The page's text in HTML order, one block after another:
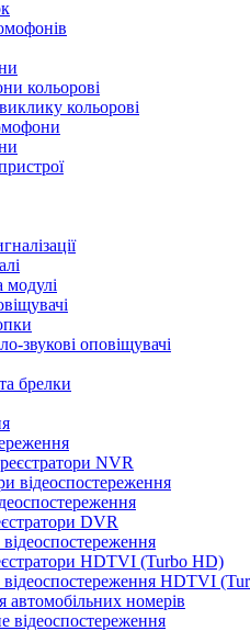
кольорові
кольорові
модулі
звукові оповіщувачі
брелки
NVR
відеоспостереження
DVR
HDTVI (Turbo HD)
HDTVI
автомобільних номерів
відеоспостереження